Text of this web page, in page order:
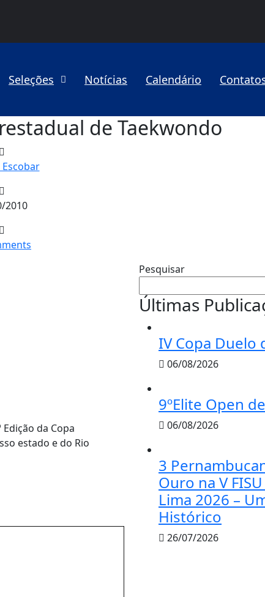
Seleções Notícias Calendário
de Taekwondo
Escobar
2010
da Copa
estado e do Rio
Pesquisar
Últimas
IV Copa Duelo
06/08/2026
9ºElite Open
06/08/2026
3
Ouro na V
Lima 2026 –
Histórico
26/07/2026